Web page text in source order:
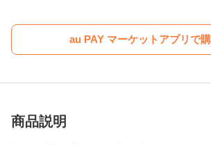
au PAY マーケットアプリで
商品説明